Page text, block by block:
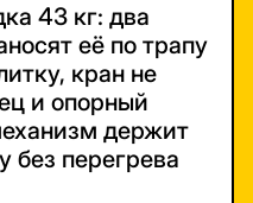
43 кг: два
её по трапу
кран не
и опорный
держит
без перегрева